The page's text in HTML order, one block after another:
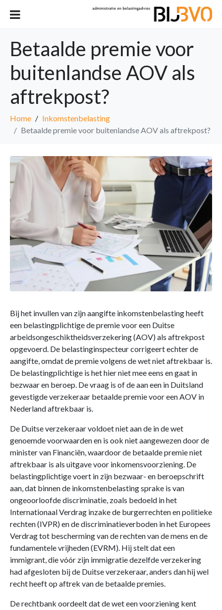
Betaalde premie voor
buitenlandse AOV als
aftrekpost?
Home
Inkomstenbelasting
Betaalde premie voor buitenlandse AOV als aftrekpost?
Bij het invullen van zijn aangifte inkomstenbelasting heeft
een belastingplichtige de premie voor een Duitse
arbeidsongeschiktheidsverzekering (AOV) als aftrekpost
opgevoerd. De belastinginspecteur corrigeert echter de
aangifte, omdat de premie volgens de wet niet aftrekbaar is.
De belastingplichtige is het hier niet mee eens en gaat in
bezwaar en beroep. De vraag is of de aan een in Duitsland
gevestigde verzekeraar betaalde premie voor een AOV in
Nederland aftrekbaar is.
De Duitse verzekeraar voldoet niet aan de in de wet
genoemde voorwaarden en is ook niet aangewezen door de
minister van Financiën, waardoor de betaalde premie niet
aftrekbaar is als uitgave voor inkomensvoorziening. De
belastingplichtige voert in zijn bezwaar- en beroepschrift
aan, dat binnen de inkomstenbelasting sprake is van
ongeoorloofde discriminatie, zoals bedoeld in het
Internationaal Verdrag inzake de burgerrechten en politieke
rechten (IVPR) en de discriminatieverboden in het Europees
Verdrag tot bescherming van de rechten van de mens en de
fundamentele vrijheden (EVRM). Hij stelt dat een
immigrant, die vóór zijn immigratie dezelfde verzekering
had afgesloten bij de Duitse verzekeraar, anders dan hij wel
recht heeft op aftrek van de betaalde premies.
De rechtbank oordeelt dat de wet een voorziening kent